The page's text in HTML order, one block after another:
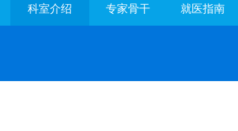
科室介绍 专家骨干 就医指南